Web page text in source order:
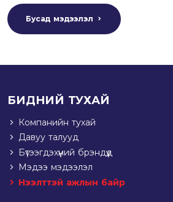
Бусад мэдээлэл
БИДНИЙ ТУХАЙ
Компанийн тухай
Давуу талууд
Бүтээгдэхүүний брэндүүд
Мэдээ мэдээлэл
Нээлттэй ажлын байр